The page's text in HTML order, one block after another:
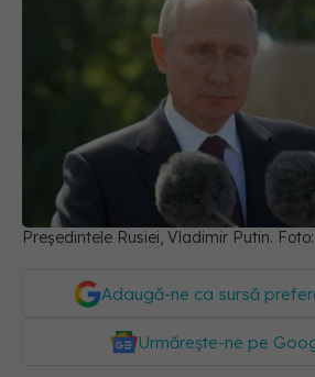
Președintele Rusiei, Vladimir Putin.
Adaugă-ne ca sursă
Urmărește-ne pe